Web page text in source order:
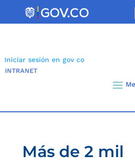
Iniciar sesión en gov co
INTRANET
Más de 2 mil